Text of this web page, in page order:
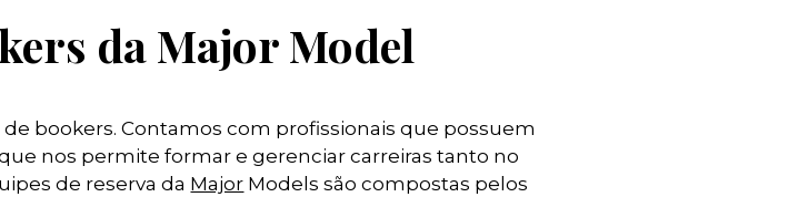
da Major Model
bookers. Contamos com profissionais que possuem
nos permite formar e gerenciar carreiras tanto no
de reserva da Major Models são compostas pelos